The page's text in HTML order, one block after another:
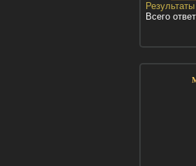
Результаты|
Всего